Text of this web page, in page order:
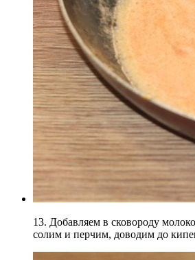
13. Добавляем в сковороду
солим и перчим, доводим до